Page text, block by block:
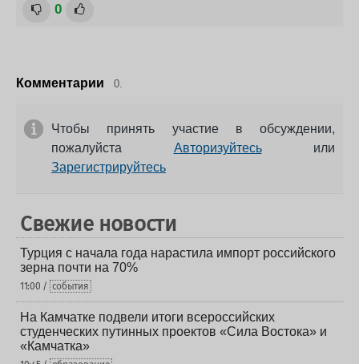
0
Комментарии 0.
Чтобы принять участие в обсуждении,
пожалуйста Авторизуйтесьили
Зарегистрируйтесь
Свежие новости
Турция с начала года нарастила импорт российского
зерна почти на 70%
11:00 / события
На Камчатке подвели итоги всероссийских
студенческих путинных проектов «Сила Востока» и
«Камчатка»